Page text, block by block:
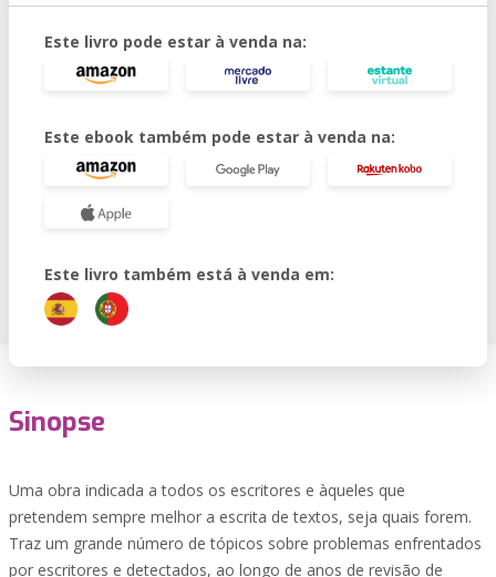
Este livro pode estar à venda na:
Este ebook também pode estar à venda na:
Este livro também está à venda em:
Sinopse
Uma obra indicada a todos os escritores e àqueles que
pretendem sempre melhor a escrita de textos, seja quais forem.
Traz um grande número de tópicos sobre problemas enfrentados
por escritores e detectados, ao longo de anos de revisão de